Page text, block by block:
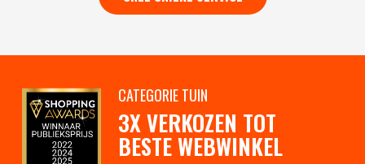
CATEGORIE TUIN
3X VERKOZEN TOT
BESTE WEBWINKEL